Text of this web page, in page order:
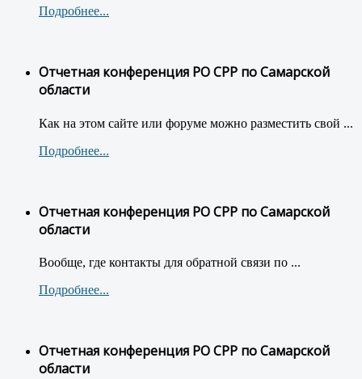
Подробнее...
Отчетная конференция РО СРР по Самарской
области
Как на этом сайте или форуме можно разместить свой ...
Подробнее...
Отчетная конференция РО СРР по Самарской
области
Вообще, где контакты для обратной связи по ...
Подробнее...
Отчетная конференция РО СРР по Самарской
области